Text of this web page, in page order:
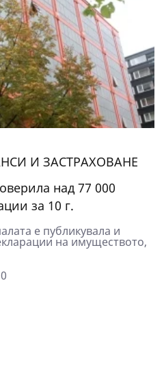
И ЗАСТРАХОВАНЕ
над 77 000
за 10 г.
е публикувала и
на имуществото,
0